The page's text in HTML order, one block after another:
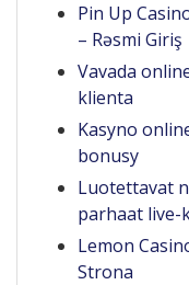
Pin Up
– Rəsmi Giriş
Vavada
klienta
Kasyno
bonusy
Luotettavat
parhaat
Lemon
Strona